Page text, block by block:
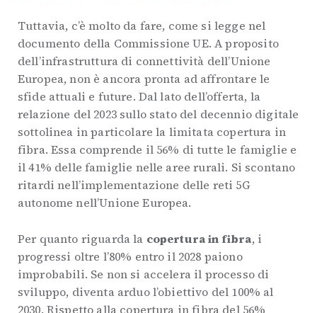
Tuttavia, c’è molto da fare, come si legge nel
documento della Commissione UE. A proposito
dell’infrastruttura di connettività dell’Unione
Europea, non è ancora pronta ad affrontare le
sfide attuali e future. Dal lato dell’offerta, la
relazione del 2023 sullo stato del decennio digitale
sottolinea in particolare la limitata copertura in
fibra. Essa comprende il 56% di tutte le famiglie e
il 41% delle famiglie nelle aree rurali. Si scontano
ritardi nell’implementazione delle reti 5G
autonome nell’Unione Europea.
Per quanto riguarda la copertura in fibra, i
progressi oltre l’80% entro il 2028 paiono
improbabili. Se non si accelera il processo di
sviluppo, diventa arduo l’obiettivo del 100% al
2030. Rispetto alla copertura in fibra del 56%